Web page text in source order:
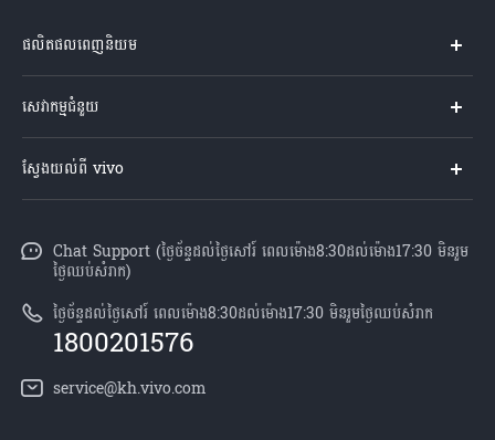
ផលិតផលពេញនិយម
V60 Lite
V60 5G
V50 Lite
បណ្តាហាងលក់
គ្រប់ម៉ូឌែល
សេវាកម្មជំនួយ
មជ្ឈមណ្ឌល​សេវាកម្ម
Funtouch OS
ការផ្ទៀងផ្ទាត់ IMEI
ពិនិត្យតម្លៃគ្រឿងបន្លាស់
សេវាកម្មជួសជុលដោយដឹកយកទៅជូន
ស្វែងយល់ពី vivo
ព័ត៌មាន
អាជីពនៅ vivo
សេចក្តីជូនដំណឹងផ្លូវច្បាប់
អំពី​ពួក​យើង
Chat Support (ថ្ងៃច័ន្ទដល់ថ្ងៃសៅរ៍ ពេលម៉ោង8:30ដល់ម៉ោង17:30 មិនរួម
ថ្ងៃឈប់សំរាក)
ថ្ងៃច័ន្ទដល់ថ្ងៃសៅរ៍ ពេលម៉ោង8:30ដល់ម៉ោង17:30 មិនរួមថ្ងៃឈប់សំរាក
1800201576
service@kh.vivo.com